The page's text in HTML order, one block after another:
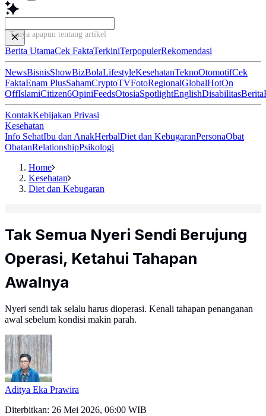
Tanya apapun tentang artikel ini...
Berita UtamaCek FaktaTerkiniTerpopulerRekomendasi
NewsBisnisShowBizBolaLifestyleKesehatanTeknoOtomotifCek
FaktaEnam PlusSahamCryptoTVFotoRegionalGlobalHotOn
OffIslamiCitizen6OpiniFeedsOtosiaSpotlightEnglishDisabilitasBerita
KontakKebijakan Privasi
Kesehatan
Info SehatIbu dan AnakHerbalDiet dan KebugaranPersonaObat
ObatanRelationshipPsikologi
Home
Kesehatan
Diet dan Kebugaran
Tak Semua Nyeri Sendi Berujung
Operasi, Ketahui Tahapan
Awalnya
Nyeri sendi tak selalu harus dioperasi. Kenali tahapan penanganan
awal sebelum kondisi makin parah.
Aditya Eka Prawira
Diterbitkan: 26 Mei 2026, 06:00 WIB